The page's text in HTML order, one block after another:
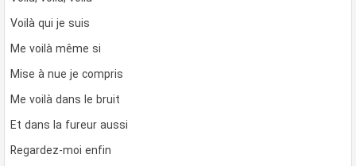
Voilà qui je suis
Me voilà même si
Mise à nue je compris
Me voilà dans le bruit
Et dans la fureur aussi
Regardez-moi enfin